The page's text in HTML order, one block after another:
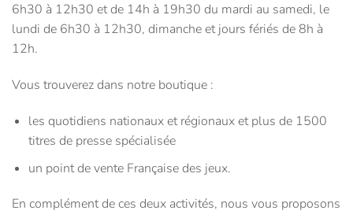
6h30 à 12h30 et de 14h à 19h30 du mardi au samedi, le
lundi de 6h30 à 12h30, dimanche et jours fériés de 8h à
12h.
Vous trouverez dans notre boutique :
les quotidiens nationaux et régionaux et plus de 1500
titres de presse spécialisée
un point de vente Française des jeux.
En complément de ces deux activités, nous vous proposons